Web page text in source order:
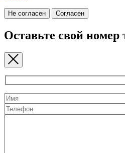
Не согласен Согласен
Оставьте свой номер